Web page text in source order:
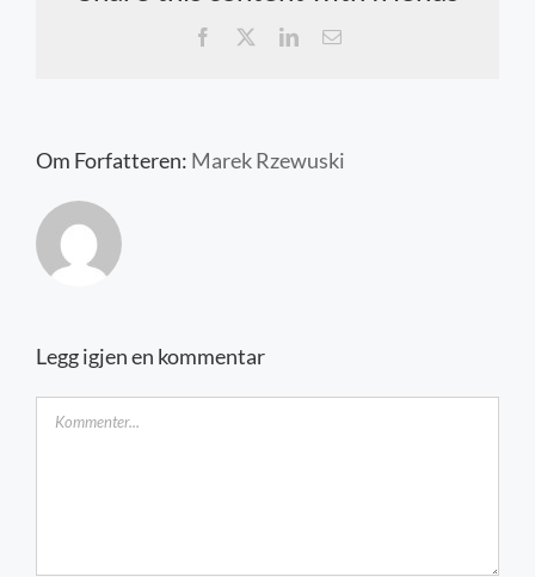
Facebook LinkedIn
E-
Om Forfatteren: Marek Rzewuski
Legg igjen en kommentar